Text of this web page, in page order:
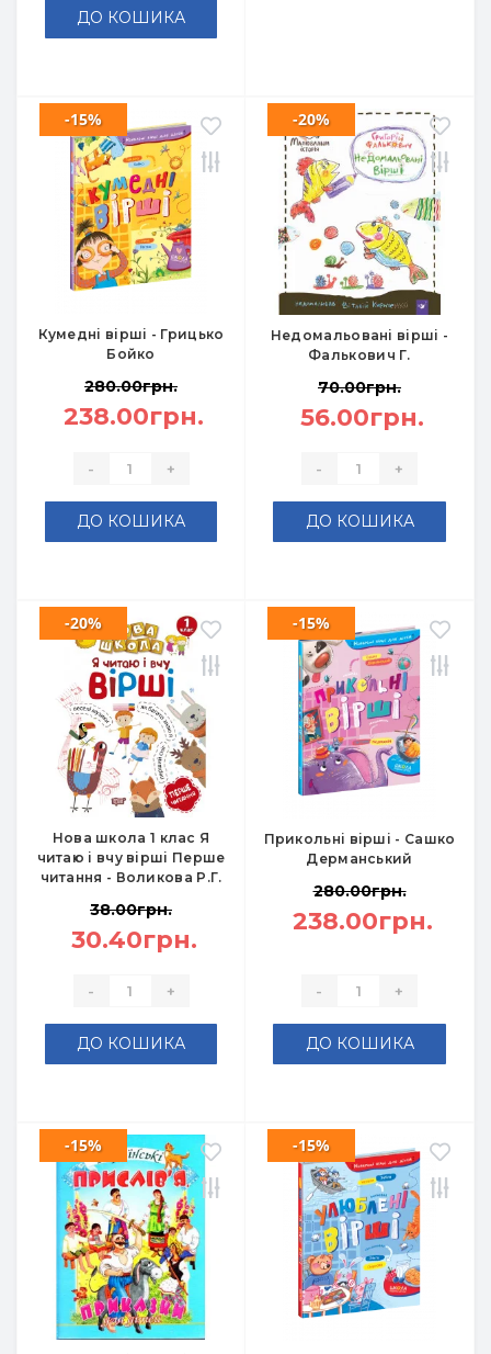
ДО КОШИКА
Кумедні вірші - Грицько
Бойко
-15%
280.00грн.
238.00грн.
- +
ДО КОШИКА
Недомальовані вірші -
Фалькович Г.
-20%
70.00грн.
56.00грн.
- +
ДО КОШИКА
Нова школа 1 клас Я
читаю і вчу вірші Перше
читання - Воликова Р.Г.
-20%
38.00грн.
30.40грн.
- +
ДО КОШИКА
Прикольні вірші - Сашко
Дерманський
-15%
280.00грн.
238.00грн.
- +
ДО КОШИКА
-15% -15%